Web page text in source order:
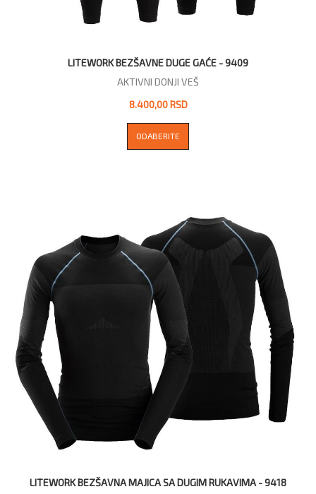
LITEWORK BEZŠAVNE DUGE GAĆE - 9409
AKTIVNI DONJI VEŠ
8.400,00 RSD
ODABERITE
LITEWORK BEZŠAVNA MAJICA SA DUGIM RUKAVIMA - 9418